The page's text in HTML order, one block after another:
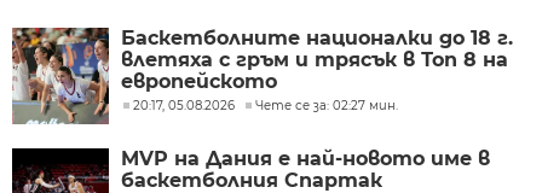
Баскетболните националки до 18 г.
влетяха с гръм и трясък в Топ 8 на
европейското
20:17, 05.08.2026 Чете се за: 02:27 мин.
MVP на Дания е най-новото име в
баскетболния Спартак